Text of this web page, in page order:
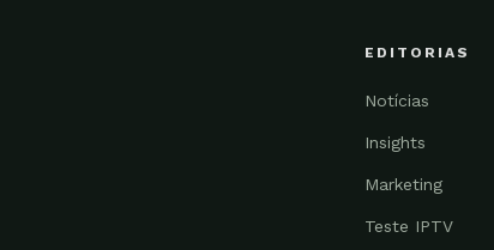
EDITORIAS
Notícias
Insights
Marketing
Teste IPTV